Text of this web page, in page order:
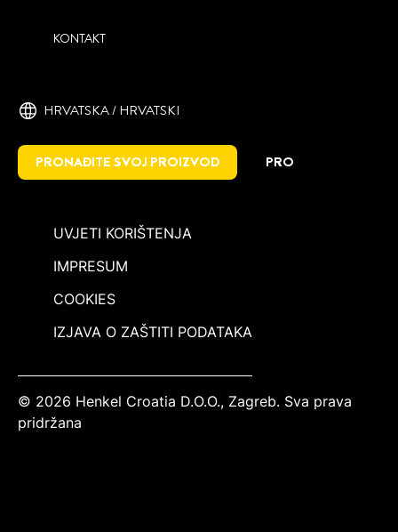
KONTAKT
HRVATSKA / HRVATSKI
PRONAĐITE SVOJ PROIZVOD PRO
UVJETI KORIŠTENJA
IMPRESUM
COOKIES
IZJAVA O ZAŠTITI PODATAKA
© 2026 Henkel Croatia D.O.O., Zagreb. Sva prava
pridržana